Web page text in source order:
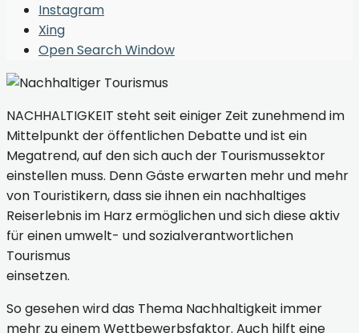
Instagram
Xing
Open Search Window
NACHHALTIGKEIT steht seit einiger Zeit zunehmend im
Mittelpunkt der öffentlichen Debatte und ist ein
Megatrend, auf den sich auch der Tourismussektor
einstellen muss. Denn Gäste erwarten mehr und mehr
von Touristikern, dass sie ihnen ein nachhaltiges
Reiserlebnis im Harz ermöglichen und sich diese aktiv
für einen umwelt- und sozialverantwortlichen
Tourismus
einsetzen.
So gesehen wird das Thema Nachhaltigkeit immer
mehr zu einem Wettbewerbsfaktor. Auch hilft eine